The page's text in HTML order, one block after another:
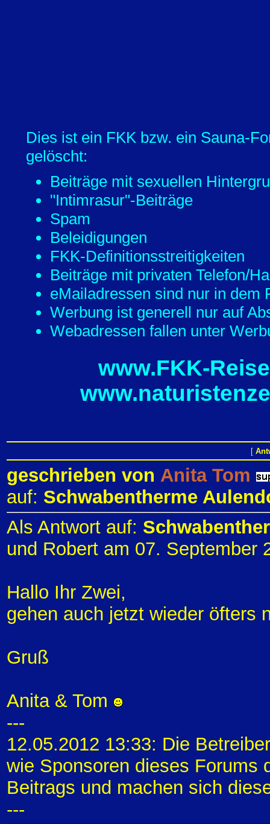
Dies ist ein FKK bzw. ein Sauna-
gelöscht:
Beiträge mit sexuellen
"Intimrasur"-Beiträge
Spam
Beleidigungen
FKK-Definitionsstreitigkeiten
Beiträge mit privaten Telefon/
eMailadressen sind nur in dem
Werbung ist generell nur auf
Webadressen fallen unter
www.FKK-
[
geschrieben von Anita Tom
auf: Schwabentherme
Als Antwort auf:
und Robert am 07. September
Hallo Ihr Zwei,
gehen auch jetzt wieder öfters
Gruß
Anita & Tom
---
12.05.2012 13:33: Die
wie Sponsoren dieses Forums
Beitrags und machen sich
---